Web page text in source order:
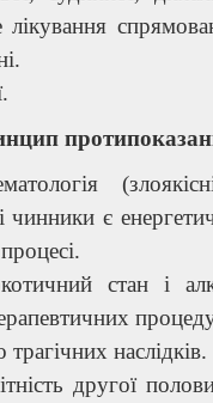
лікування
чинники є
стан і
наслідків.
другої